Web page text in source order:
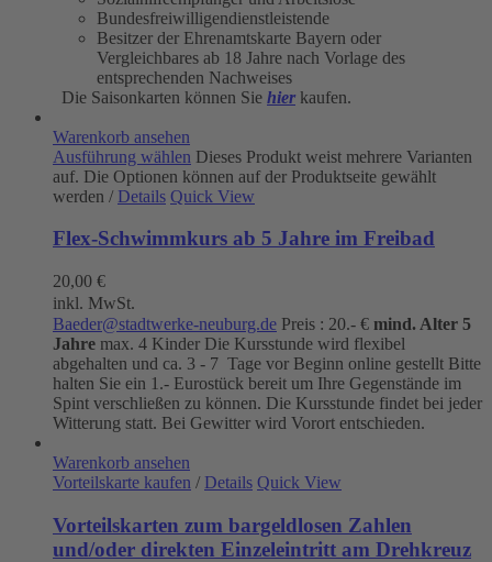
Bundesfreiwilligendienstleistende
Besitzer der Ehrenamtskarte Bayern oder
Vergleichbares ab 18 Jahre nach Vorlage des
entsprechenden Nachweises
Die Saisonkarten können Sie hier kaufen.
Warenkorb ansehen
Ausführung wählen Dieses Produkt weist mehrere Varianten
auf. Die Optionen können auf der Produktseite gewählt
werden / Details Quick View
Flex-Schwimmkurs ab 5 Jahre im Freibad
20,00 €
inkl. MwSt.
Baeder@stadtwerke-neuburg.de Preis : 20.- € mind. Alter 5
Jahre max. 4 Kinder Die Kursstunde wird flexibel
abgehalten und ca. 3 - 7 Tage vor Beginn online gestellt Bitte
halten Sie ein 1.- Eurostück bereit um Ihre Gegenstände im
Spint verschließen zu können. Die Kursstunde findet bei jeder
Witterung statt. Bei Gewitter wird Vorort entschieden.
Warenkorb ansehen
Vorteilskarte kaufen / Details Quick View
Vorteilskarten zum bargeldlosen Zahlen
und/oder direkten Einzeleintritt am Drehkreuz